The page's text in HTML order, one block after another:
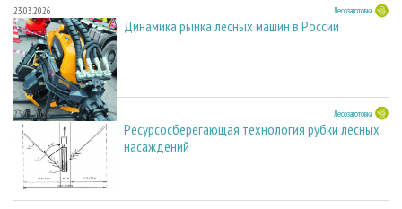
23.03.2026 Лесозаготовка
Динамика рынка лесных машин в России
23.03.2026 Лесозаготовка
Ресурсосберегающая технология рубки лесных
насаждений